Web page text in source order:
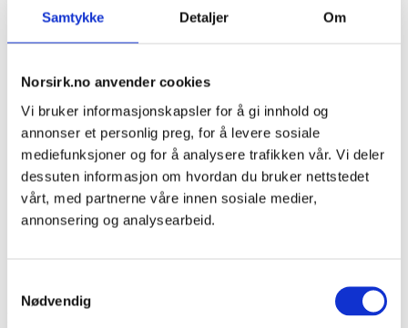
Samtykke Detaljer Om
Norsirk.no anvender cookies
Vi bruker informasjonskapsler for å gi innhold og
annonser et personlig preg, for å levere sosiale
mediefunksjoner og for å analysere trafikken vår. Vi deler
dessuten informasjon om hvordan du bruker nettstedet
vårt, med partnerne våre innen sosiale medier,
annonsering og analysearbeid.
Nødvendig
Papir, papp, kartong
Plast
EPS/Isopor
Bli kunde
Om oss
Ansatte og styret
Kundehistorier
Samarbeidspartnere
Spørsmål og svar
Åpenhetsloven
Kontakt oss
Kundeinformasjon
English
/ Norsirk-